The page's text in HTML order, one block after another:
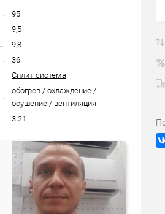
95
9,5
9,8
36
Сплит-система
обогрев / охлаждение /
осушение / вентиляция
3.21